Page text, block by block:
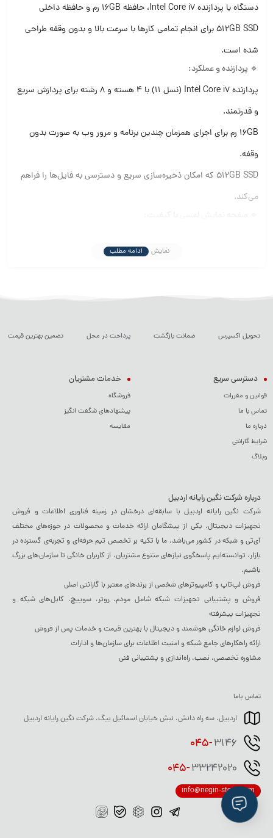
دستگاه با پردازنده Intel Core i7، حافظه 16GB رم و حافظه داخلی
512GB SSD برای انجام تمامی کارها با سرعت بالا و بدون وقفه طراحی
شده است.
🔹 پردازندهوعملکرد:
پردازنده Intel Core i7 (نسل 11) با 4 هسته و 8 رشته برای پردازش سریع
و قدرتمند.
16GB رم برای اجرای همزمان چندین برنامه و مرور وب به صورت بدون
وقفه.
512GB SSD که امکان ذخیره‌سازی سریع و دسترسی به فایل‌ها را فراهم
می‌کند.
🔹طراحیوقابلیتحمل:
وزن بسیار کم و ابعاد مناسب برای حمل آسان و استفاده در هر مکان
باتری با عمر طولانی که امکان استفاده تا 16 ساعت با یک بار شارژ را
فراهم می‌کند
سیستم خنک‌کننده بهینه برای عملکرد بدون سر و صدا و داغ شدن
دستگاه
دستگاهی چندمنظوره، با عملکرد بی‌نظیر و طراحی زیبا هستند، یک گزینه
عالی است. این دستگاه به راحتی نیازهای کاری، تحصیلی، طراحی و
سرگرمی شما را پوشش می‌دهد.
برای اطلاع از شرایط گارانتی و خدمات پس از فروش کلیک کنید.
نمایش ادامه مطلب
تحویل اکسپرس ضمانت بازگشت پرداخت در محل تضمین بهترین قیمت
دسترسی سریع
قوانین و مقررات
تماس با ما
درباره ما
شرایط گارانتی
وبلاگ
خدمات مشتریان
فروشگاه
پیشنهادهای شگفت انگیز
مقایسه
درباره شرکت نگین رایانه اردبیل
شرکت نگین رایانه اردبیل با سابقه‌ای درخشان در زمینه فناوری اطلاعات و فروش
تجهیزات دیجیتال، یکی از پیشگامان ارائه خدمات و محصولات در حوزه‌های مختلف
آی‌تی و شبکه در کشور می‌باشد. ما با تکیه بر تخصص تیم حرفه‌ای و تجربه‌ی گسترده در
بازار، توانسته‌ایم پاسخگوی نیازهای متنوع مشتریان، از کاربران خانگی تا سازمان‌های بزرگ
باشیم.
فروش لپ‌تاپ و کامپیوترهای شخصی از برندهای معتبر با گارانتی اصلی
فروش و پشتیبانی تجهیزات شبکه شامل مودم، روتر، سوییچ، کابل‌های شبکه و
تجهیزات پیشرفته
فروش لوازم خانگی هوشمند و دیجیتال با بهترین قیمت و خدمات پس از فروش
ارائه راهکارهای جامع شبکه و امنیت اطلاعات برای سازمان‌ها و ادارات
مشاوره تخصصی، نصب، راه‌اندازی و پشتیبانی فنی
تماس باما
اردبیل، سه راه دانش، نبش خیابان اسمائیل بیگ، شرکت نگین رایانه اردبیل
045-3146
045-33242020
info@negin-store.com